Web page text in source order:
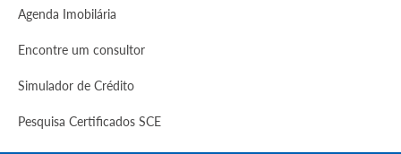
Agenda Imobilária
Encontre um consultor
Simulador de Crédito
Pesquisa Certificados SCE